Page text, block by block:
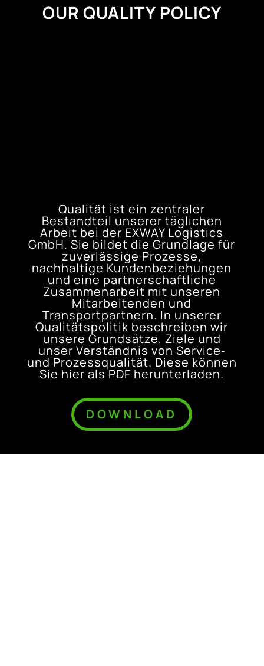
OUR QUALITY POLICY
Qualität ist ein zentraler
Bestandteil unserer täglichen
Arbeit bei der EXWAY Logistics
GmbH. Sie bildet die Grundlage für
zuverlässige Prozesse,
nachhaltige Kundenbeziehungen
und eine partnerschaftliche
Zusammenarbeit mit unseren
Mitarbeitenden und
Transportpartnern. In unserer
Qualitätspolitik beschreiben wir
unsere Grundsätze, Ziele und
unser Verständnis von Service‑
und Prozessqualität. Diese können
Sie hier als PDF herunterladen.
DOWNLOAD